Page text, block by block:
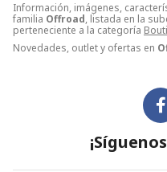
Información, imágenes,
familia Offroad, listada en la
perteneciente a la categoría
Novedades, outlet y ofertas en